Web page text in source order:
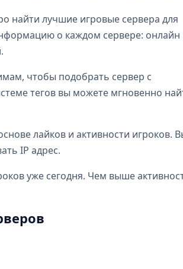
найти лучшие игровые сервера для
о каждом сервере: онлайн
чтобы подобрать сервер с
тегов вы можете мгновенно
лайков и активности игроков.
IP адрес.
уже сегодня. Чем выше